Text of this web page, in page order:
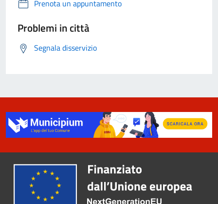
Prenota un appuntamento
Problemi in città
Segnala disservizio